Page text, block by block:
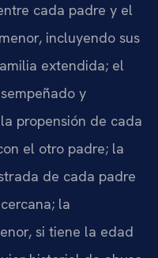
cada padre y el
incluyendo sus
extendida; el
y
propensión de cada
el otro padre; la
de cada padre
la
si tiene la edad